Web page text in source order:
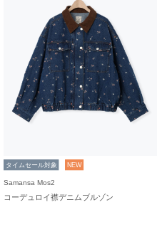
タイムセール対象 NEW
Samansa Mos2
コーデュロイ襟デニムブルゾン